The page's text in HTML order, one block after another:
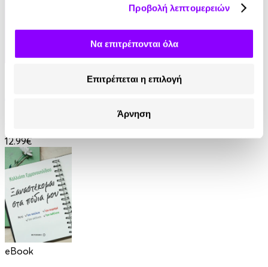
Προβολή λεπτομερειών
Να επιτρέπονται όλα
Επιτρέπεται η επιλογή
Άρνηση
12.99€
eBook